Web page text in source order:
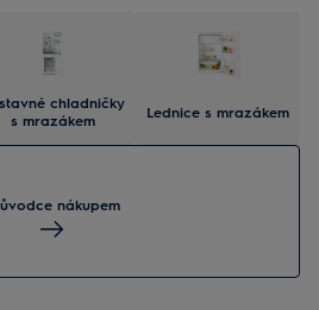
chladničky
s mrazákem
Lednice s mrazákem
nákupem